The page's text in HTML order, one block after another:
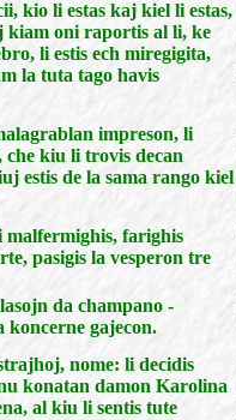
kio li estas kaj kiel li estas,
kiam oni raportis al li, ke
li estis ech miregigita,
la tuta tago havis
impreson, li
kiu li trovis decan
estis de la sama rango kiel
farighis
pasigis la vesperon tre
da champano -
koncerne gajecon.
nome: li decidis
konatan damon Karolina
al kiu li sentis tute